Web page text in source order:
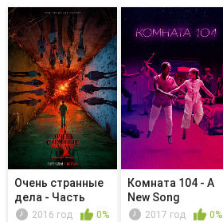
Очень странные
дела - Часть
вторая. Т...
2016 год 0%
Комната 104 - A
New Song
2017 год 0%